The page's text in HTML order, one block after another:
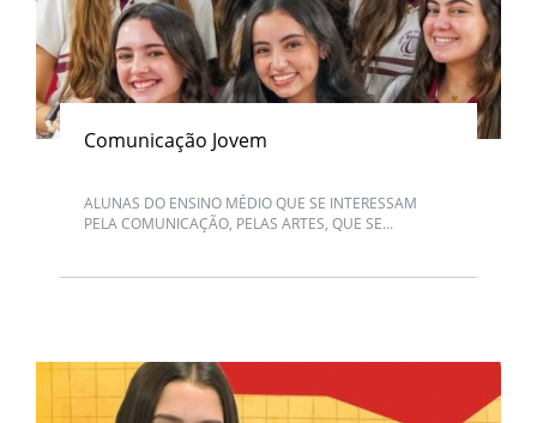
Comunicação Jovem
ALUNAS DO ENSINO MÉDIO QUE SE INTERESSAM
PELA COMUNICAÇÃO, PELAS ARTES, QUE SE...